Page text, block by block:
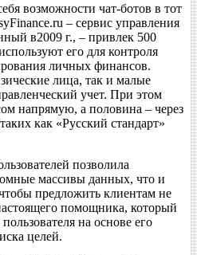
возможности чат-ботов в тот
– сервис управления
в2009 г., – привлек 500
его для контроля
личных финансов.
лица, так и малые
учет. При этом
напрямую, а половина – через
как «Русский стандарт»
позволила
массивы данных, что и
предложить клиентам не
помощника, который
на основе его
целей.